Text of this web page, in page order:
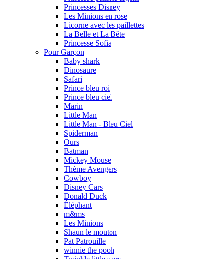
Princesses Disney
Les Minions en rose
Licorne avec les paillettes
La Belle et La Bête
Princesse Sofia
Pour Garçon
Baby shark
Dinosaure
Safari
Prince bleu roi
Prince bleu ciel
Marin
Little Man
Little Man - Bleu Ciel
Spiderman
Ours
Batman
Mickey Mouse
Thème Avengers
Cowboy
Disney Cars
Donald Duck
Éléphant
m&ms
Les Minions
Shaun le mouton
Pat Patrouille
winnie the pooh